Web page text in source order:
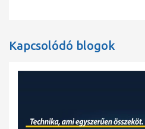
Kapcsolódó blogok